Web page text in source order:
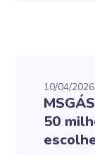
10/04/2026
50